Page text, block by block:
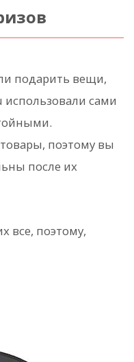
подарить вещи,
сами
поэтому вы
после их
все, поэтому,